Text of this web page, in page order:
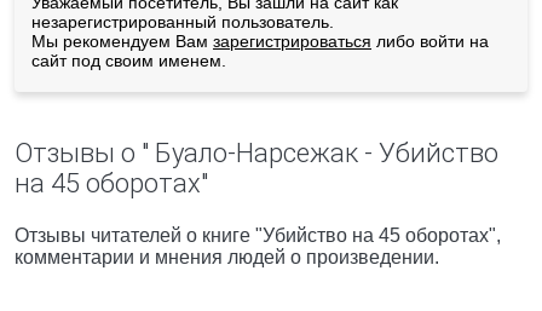
незарегистрированный пользователь.
Мы рекомендуем Вам зарегистрироваться либо войти на
сайт под своим именем.
Отзывы о " Буало-Нарсежак - Убийство
на 45 оборотах"
Отзывы читателей о книге "Убийство на 45 оборотах",
комментарии и мнения людей о произведении.